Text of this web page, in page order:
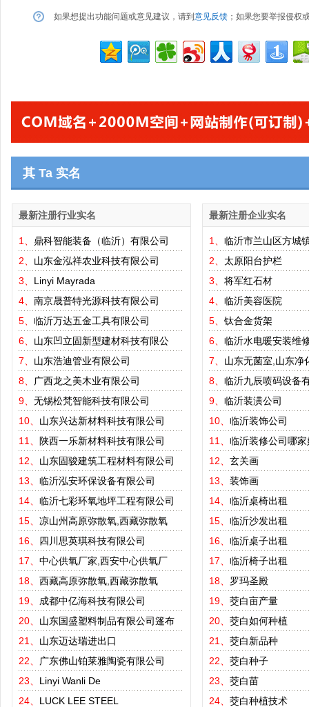
如果想提出功能问题或意见建议，请到 意见反馈 ；如果您要举报侵权
其 Ta 实名
最新注册行业实名
1、 鼎科智能装备（临沂）有限公司
2、 山东金泓祥农业科技有限公司
3、 Linyi Mayrada
4、 南京晟普特光源科技有限公司
5、 临沂万达五金工具有限公司
6、 山东凹立固新型建材科技有限公
7、 山东浩迪管业有限公司
8、
广西龙之美木业有限公司
9、 无锡松梵智能科技有限公司
10、 山东兴达新材料科技有限公司
11、
陕西一乐新材料科技有限公司
12、 山东固骏建筑工程材料有限公司
13、 临沂泓安环保设备有限公司
14、 临沂七彩环氧地坪工程有限公司
15、 凉山州高原弥散氧,西藏弥散氧
16、 四川思英琪科技有限公司
17、 中心供氧厂家,西安中心供氧厂
18、 西藏高原弥散氧,西藏弥散氧
19、 成都中亿海科技有限公司
20、 山东国盛塑料制品有限公司篷布
21、 山东迈达瑞进出口
22、
广东佛山铂莱雅陶瓷有限公司
23、 Linyi Wanli De
24、 LUCK LEE STEEL
最新注册企业实名
1、 临沂市兰山区方城
2、 太原阳台护栏
3、 将军红石材
4、 临沂美容医院
5、 钛合金货架
6、 临沂水电暖安装维
7、 山东无菌室,山东净
8、 临沂九辰喷码设备
9、 临沂装潢公司
10、 临沂装饰公司
11、 临沂装修公司哪家
12、 玄关画
13、 装饰画
14、 临沂桌椅出租
15、 临沂沙发出租
16、 临沂桌子出租
17、 临沂椅子出租
18、 罗玛圣殿
19、 茭白亩产量
20、 茭白如何种植
21、 茭白新品种
22、 茭白种子
23、 茭白苗
24、 茭白种植技术